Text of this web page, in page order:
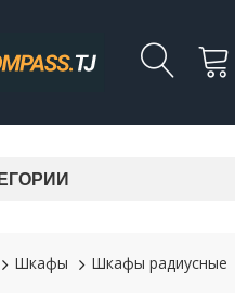
Шкафы Шкафы радиусные